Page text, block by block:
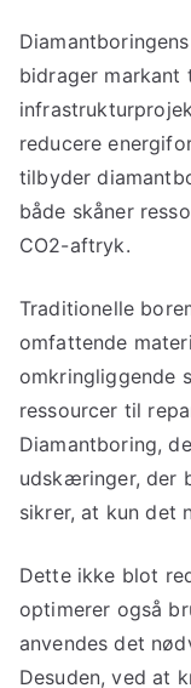
bidrager
reducere
tilbyder
både skåner
CO2-aftryk.
Traditionelle
omfattende
omkringliggende
ressourcer til
Diamantboring,
udskæringer, der
sikrer, at kun det
Dette ikke blot
optimerer også
anvendes det
Desuden, ved at